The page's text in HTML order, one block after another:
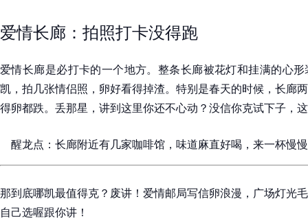
爱情长廊：拍照打卡没得跑
爱情长廊是必打卡的一个地方。整条长廊被花灯和挂满的心
凯，拍几张情侣照，卵好看得掉渣。特别是春天的时候，长廊
得卵都跌。丢那星，讲到这里你还不心动？没信你克试下子，
醒龙点：长廊附近有几家咖啡馆，味道麻直好喝，来一杯慢
那到底哪凯最值得克？废讲！爱情邮局写信卵浪漫，广场灯光
自己选喔跟你讲！